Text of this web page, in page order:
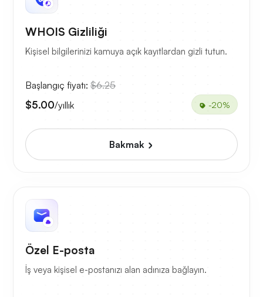
WHOIS Gizliliği
Kişisel bilgilerinizi kamuya açık kayıtlardan gizli tutun.
Başlangıç fiyatı: $6.25
$5.00/yıllık -20%
Bakmak
Özel E-posta
İş veya kişisel e-postanızı alan adınıza bağlayın.